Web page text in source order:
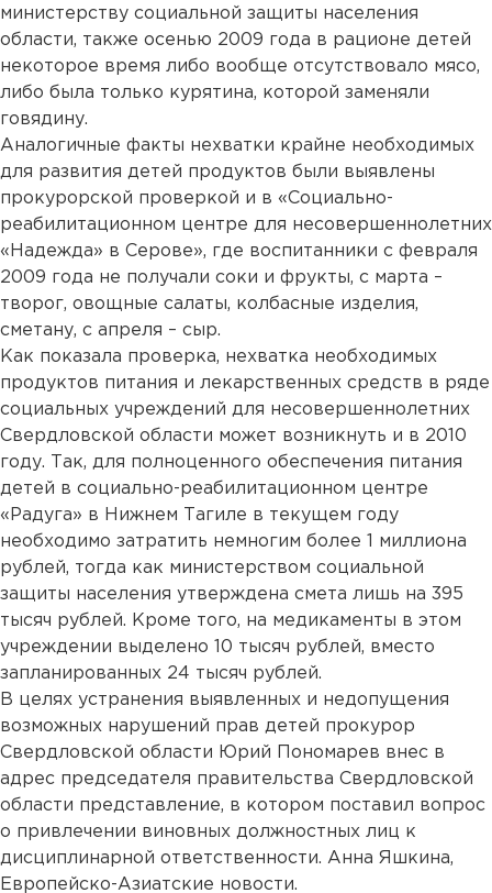
министерству социальной защиты населения
области, также осенью 2009 года в рационе детей
некоторое время либо вообще отсутствовало мясо,
либо была только курятина, которой заменяли
говядину.
Аналогичные факты нехватки крайне необходимых
для развития детей продуктов были выявлены
прокурорской проверкой и в «Социально-
реабилитационном центре для несовершеннолетних
«Надежда» в Серове», где воспитанники с февраля
2009 года не получали соки и фрукты, с марта –
творог, овощные салаты, колбасные изделия,
сметану, с апреля – сыр.
Как показала проверка, нехватка необходимых
продуктов питания и лекарственных средств в ряде
социальных учреждений для несовершеннолетних
Свердловской области может возникнуть и в 2010
году. Так, для полноценного обеспечения питания
детей в социально-реабилитационном центре
«Радуга» в Нижнем Тагиле в текущем году
необходимо затратить немногим более 1 миллиона
рублей, тогда как министерством социальной
защиты населения утверждена смета лишь на 395
тысяч рублей. Кроме того, на медикаменты в этом
учреждении выделено 10 тысяч рублей, вместо
запланированных 24 тысяч рублей.
В целях устранения выявленных и недопущения
возможных нарушений прав детей прокурор
Свердловской области Юрий Пономарев внес в
адрес председателя правительства Свердловской
области представление, в котором поставил вопрос
о привлечении виновных должностных лиц к
дисциплинарной ответственности. Анна Яшкина,
Европейско-Азиатские новости.